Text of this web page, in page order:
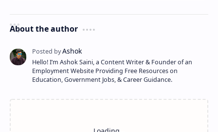
About the author
Hello! I’m Ashok Saini, a Content Writer & Founder of an
Employment Website Providing Free Resources on
Education, Government Jobs, & Career Guidance.